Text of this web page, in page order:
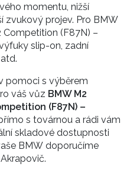
momentu, nižší
zvukový projev. Pro BMW
Competition (F87N) –
slip-on, zadní
pomoci s výběrem
váš vůz BMW M2
(F87N) –
s továrnou a rádi vám
skladové dostupnosti
BMW doporučíme